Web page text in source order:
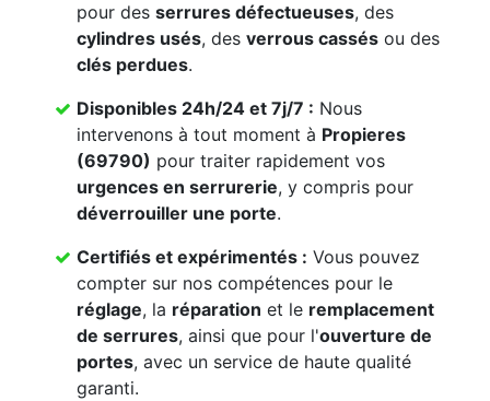
pour des serrures défectueuses, des
cylindres usés, des verrous cassés ou des
clés perdues.
Disponibles 24h/24 et 7j/7 : Nous
intervenons à tout moment à Propieres
(69790) pour traiter rapidement vos
urgences en serrurerie, y compris pour
déverrouiller une porte.
Certifiés et expérimentés : Vous pouvez
compter sur nos compétences pour le
réglage, la réparation et le remplacement
de serrures, ainsi que pour l'ouverture de
portes, avec un service de haute qualité
garanti.